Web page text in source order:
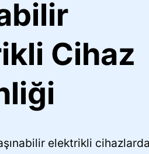
Cihaz
elektrikli cihazlarda